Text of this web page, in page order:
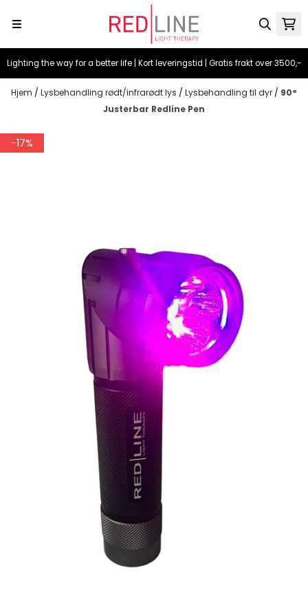
Lighting the way for a better life | Kort leveringstid | Gratis frakt over 3500,-
Hjem / Lysbehandling rødt/infrarødt lys / Lysbehandling til dyr / 90°
Justerbar Redline Pen
-17%